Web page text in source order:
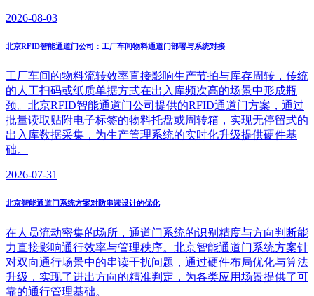
2026-08-03
北京RFID智能通道门公司：工厂车间物料通道门部署与系统对接
工厂车间的物料流转效率直接影响生产节拍与库存周转，传统
的人工扫码或纸质单据方式在出入库频次高的场景中形成瓶
颈。北京RFID智能通道门公司提供的RFID通道门方案，通过
批量读取贴附电子标签的物料托盘或周转箱，实现无停留式的
出入库数据采集，为生产管理系统的实时化升级提供硬件基
础。
2026-07-31
北京智能通道门系统方案对防串读设计的优化
在人员流动密集的场所，通道门系统的识别精度与方向判断能
力直接影响通行效率与管理秩序。北京智能通道门系统方案针
对双向通行场景中的串读干扰问题，通过硬件布局优化与算法
升级，实现了进出方向的精准判定，为各类应用场景提供了可
靠的通行管理基础。